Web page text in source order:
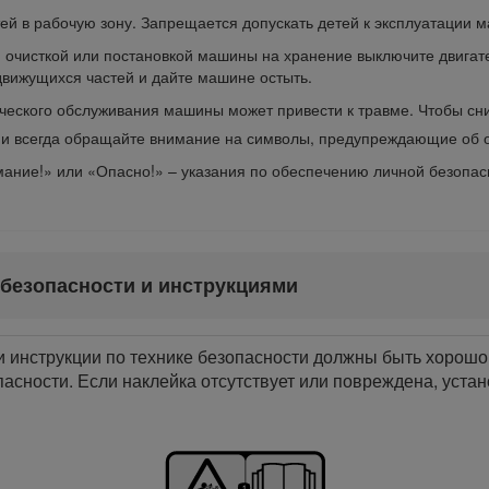
в рабочую зону. Запрещается допускать детей к эксплуатации
или постановкой машины на хранение выключите
частей и дайте машине остыть.
обслуживания машины может привести к травме. Чтобы
всегда обращайте внимание на символы, предупреждающие об
или «Опасно!» – указания по обеспечению личной
и инструкциями
по технике безопасности должны быть
Если наклейка отсутствует или повреждена,